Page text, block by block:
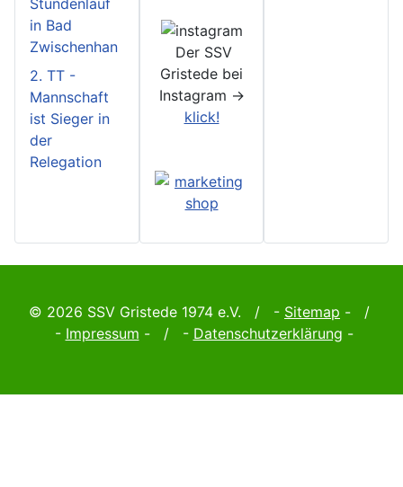
Stundenlauf
in Bad
Zwischenhan
2. TT -
Mannschaft
ist Sieger in
der
Relegation
Der SSV
Gristede bei
Instagram ->
klick!
© 2026 SSV Gristede 1974 e.V. / - Sitemap - /
- Impressum - / - Datenschutzerklärung -